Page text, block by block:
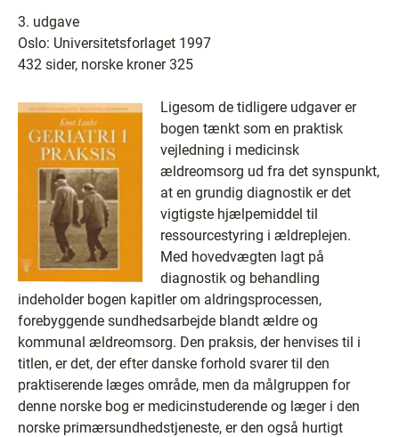
3. udgave
Oslo: Universitetsforlaget 1997
432 sider, norske kroner 325
Ligesom de tidligere udgaver er
bogen tænkt som en praktisk
vejledning i medicinsk
ældreomsorg ud fra det synspunkt,
at en grundig diagnostik er det
vigtigste hjælpemiddel til
ressourcestyring i ældreplejen.
Med hovedvægten lagt på
diagnostik og behandling
indeholder bogen kapitler om aldringsprocessen,
forebyggende sundhedsarbejde blandt ældre og
kommunal ældreomsorg. Den praksis, der henvises til i
titlen, er det, der efter danske forhold svarer til den
praktiserende læges område, men da målgruppen for
denne norske bog er medicinstuderende og læger i den
norske primærsundhedstjeneste, er den også hurtigt